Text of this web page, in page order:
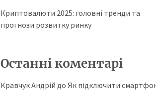
Криптовалюти 2025: головні тренди та
прогнози розвитку ринку
Останні коментарі
Кравчук Андрій до Як підключити